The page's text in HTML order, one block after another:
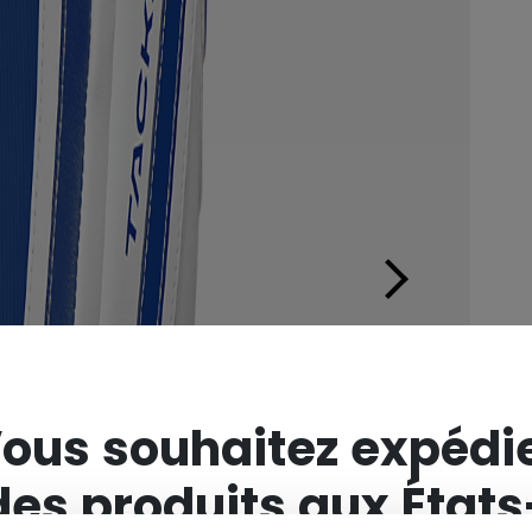
souhaitez
produits aux